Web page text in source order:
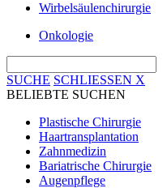
Wirbelsäulenchirurgie
Onkologie
SUCHE SCHLIESSEN X
BELIEBTE SUCHEN
Plastische Chirurgie
Haartransplantation
Zahnmedizin
Bariatrische Chirurgie
Augenpflege